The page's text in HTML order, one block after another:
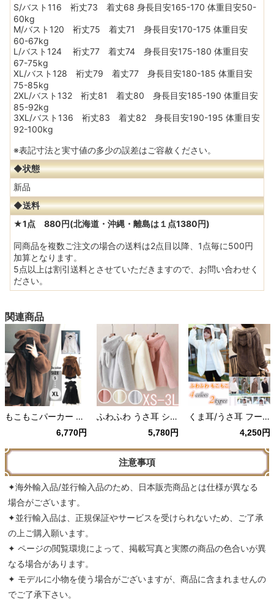
S/バスト116 裄丈73 着丈68 身長目安165-170 体重目安50-
60kg
M/バスト120 裄丈75 着丈71 身長目安170-175 体重目安
60-67kg
L/バスト124 裄丈77 着丈74 身長目安175-180 体重目安
67-75kg
XL/バスト128 裄丈79 着丈77 身長目安180-185 体重目安
75-85kg
2XL/バスト132 裄丈81 着丈80 身長目安185-190 体重目安
85-92kg
3XL/バスト136 裄丈83 着丈82 身長目安190-195 体重目安
92-100kg
※表記寸法と実寸値の多少の誤差はご容赦ください。
◆状態
新品
◆送料
★1点 880円(北海道・沖縄・離島は１点1380円)
同商品を複数ご注文の場合の送料は2点目以降、1点毎に500円
加算となります。
5点以上は割引送料とさせていただきますので、お問い合わせく
ださい。
関連商品
もこもこパーカー ふわふわ コート 熊耳付き アニマル風 リボン付き 大きいサイズ 秋冬 防寒 暖かい アウター S M L XL
6,770円
ふわふわ うさ耳 ショート丈 パーカー ピンク/白/グレー
5,780円
くま耳/うさ耳 フード もこもこ 尻尾つき パーカー ホワイト/ベージュ/ブラウン/ブラック
4,250円
注意事項
✦海外輸入品/並行輸入品のため、日本販売商品とは仕様が異なる
場合がございます。
✦並行輸入品は、正規保証やサービスを受けられないため、ご了承
の上ご購入願います。
✦ ページの閲覧環境によって、掲載写真と実際の商品の色合いが異
なる場合があります。
✦ モデルに小物を使う場合がございますが、商品に含まれませんの
でご了承下さい。